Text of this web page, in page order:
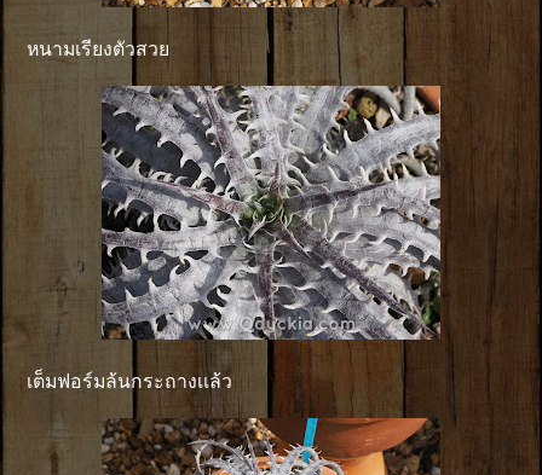
หนามเรียงตัวสวย
เต็มฟอร์มล้นกระถางเเล้ว